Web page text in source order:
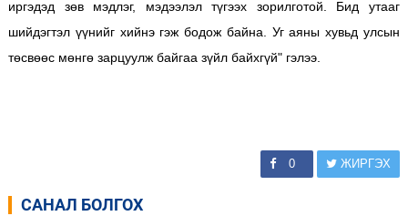
иргэдэд зөв мэдлэг, мэдээлэл түгээх зорилготой. Бид утааг
шийдэгтэл үүнийг хийнэ гэж бодож байна. Уг аяны хувьд улсын
төсвөөс мөнгө зарцуулж байгаа зүйл байхгүй" гэлээ.
0 ЖИРГЭХ
САНАЛ БОЛГОХ